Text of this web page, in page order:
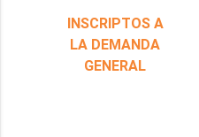
INSCRIPTOS A
LA DEMANDA
GENERAL